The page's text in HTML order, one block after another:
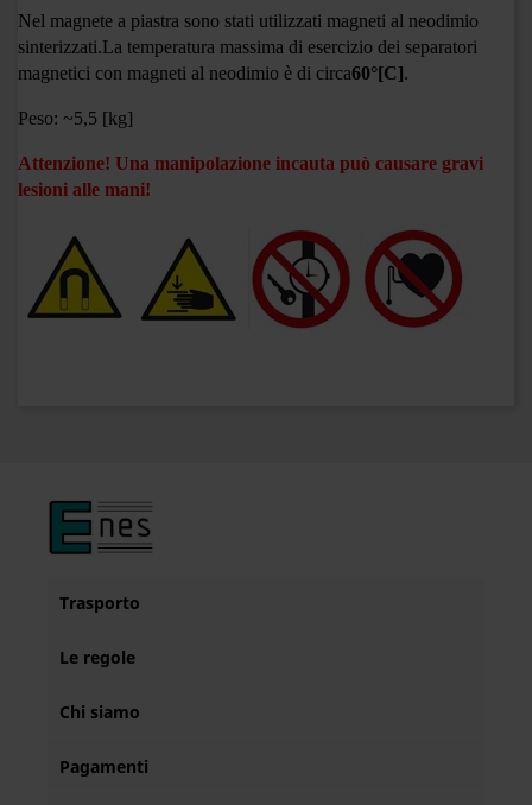
Nel magnete a piastra sono stati utilizzati magneti al neodimio
sinterizzati.La temperatura massima di esercizio dei separatori
magnetici con magneti al neodimio è di circa60°[C].
Peso: ~5,5 [kg]
Attenzione! Una manipolazione incauta può causare gravi
lesioni alle mani!
Trasporto
Le regole
Chi siamo
Pagamenti